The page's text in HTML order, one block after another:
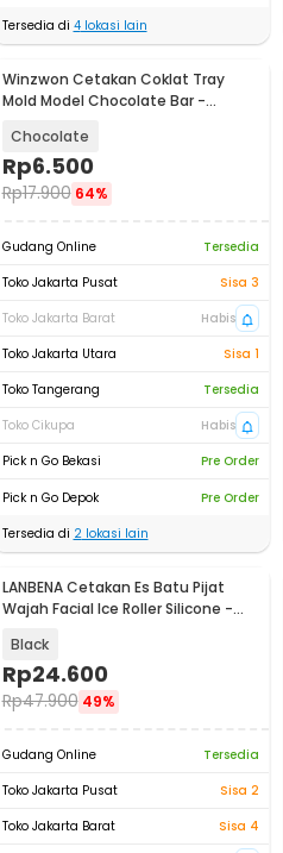
Tersedia di 4lokasi lain
Winzwon Cetakan Coklat Tray
Mold Model Chocolate Bar -
Chocolate
Rp6.500
Rp17.900 64%
Gudang Online
Tersedia
Toko Jakarta Pusat
Sisa 3
Toko Jakarta Barat
Habis
Toko Jakarta Utara
Sisa 1
Toko Tangerang
Tersedia
Toko Cikupa
Habis
Pick n Go Bekasi
Pre Order
Pick n Go Depok
Pre Order
Tersedia di 2lokasi lain
LANBENA Cetakan Es Batu Pijat
Wajah Facial Ice Roller Silicone -
Black
Rp24.600
Rp47.900 49%
Gudang Online
Tersedia
Toko Jakarta Pusat
Sisa 2
Toko Jakarta Barat
Sisa 4